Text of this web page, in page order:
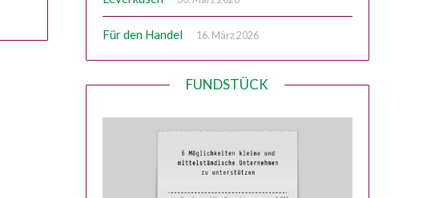
Für den Handel 16. März 2026
FUNDSTÜCK